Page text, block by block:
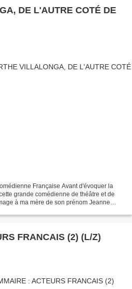
DE L'AUTRE COTÉ DE
Française Avant d'évoquer la
grande comédienne de théâtre et de
à ma mère de son prénom Jeanne
FRANCAIS (2) (L/Z)